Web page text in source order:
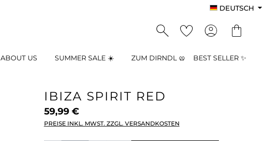
DEUTSCH
ABOUT US SUMMER SALE ☀️ ZUM DIRNDL 🥨 BEST SELLER ✨
IBIZA SPIRIT RED
59,99 €
PREISE INKL. MWST. ZZGL. VERSANDKOSTEN